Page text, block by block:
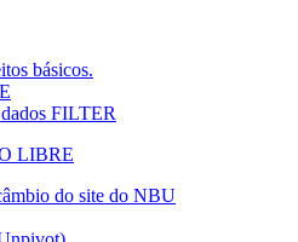
básicos.
FILTER
LIBRE
do site do NBU